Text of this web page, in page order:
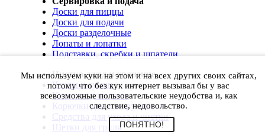
Доски для пиццы
Доски для подачи
Доски разделочные
Лопаты и лопатки
Подставки, скребки и шпатели
Чистка, уход и хранение
Чехлы и сумки
Коврики для гриля
Корючки для инструментов
Средства для ухода и чистки
Щетки для гриля
Мы используем куки на этом и на всех других своих сайтах,
потому что без кук интернет вызывал бы у вас
всевозможные пользовательские неудобства и, как
следствие, недовольство.
ПОНЯТНО!